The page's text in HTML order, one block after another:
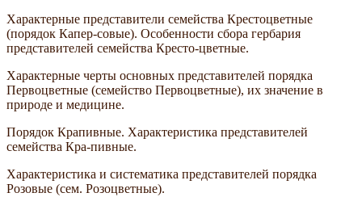
Характерные представители семейства Крестоцветные
(порядок Капер-совые). Особенности сбора гербария
представителей семейства Кресто-цветные.
Характерные черты основных представителей порядка
Первоцветные (семейство Первоцветные), их значение в
природе и медицине.
Порядок Крапивные. Характеристика представителей
семейства Кра-пивные.
Характеристика и систематика представителей порядка
Розовые (сем. Розоцветные).